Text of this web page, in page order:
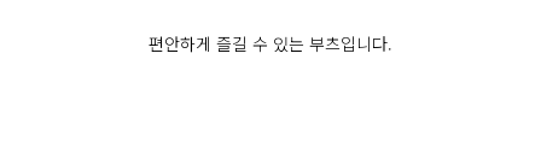
편안하게 즐길 수 있는 부츠입니다.